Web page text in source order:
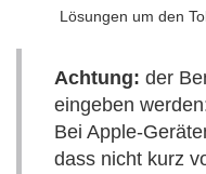
Lösungen um den
Achtung: der
eingeben
Bei Apple-
dass nicht kurz